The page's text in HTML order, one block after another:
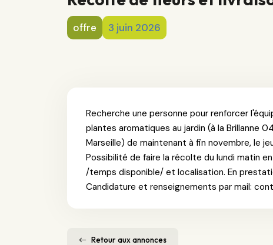
offre 3 juin 2026
Recherche une personne pour renforcer
plantes aromatiques au jardin (à la Brillanne
Marseille) de maintenant à fin novembre, le
Possibilité de faire la récolte du lundi matin
/temps disponible/ et localisation. En
Candidature et renseignements par mail:
Retour aux annonces